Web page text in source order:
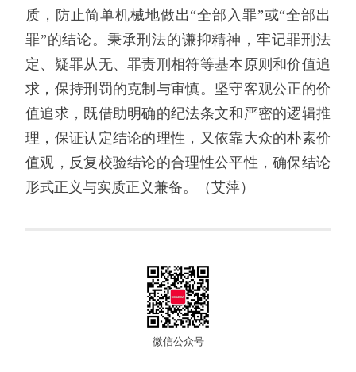
质，防止简单机械地做出“全部入罪”或“全部出
罪”的结论。秉承刑法的谦抑精神，牢记罪刑法
定、疑罪从无、罪责刑相符等基本原则和价值追
求，保持刑罚的克制与审慎。坚守客观公正的价
值追求，既借助明确的纪法条文和严密的逻辑推
理，保证认定结论的理性，又依靠大众的朴素价
值观，反复校验结论的合理性公平性，确保结论
形式正义与实质正义兼备。（艾萍）
微信公众号